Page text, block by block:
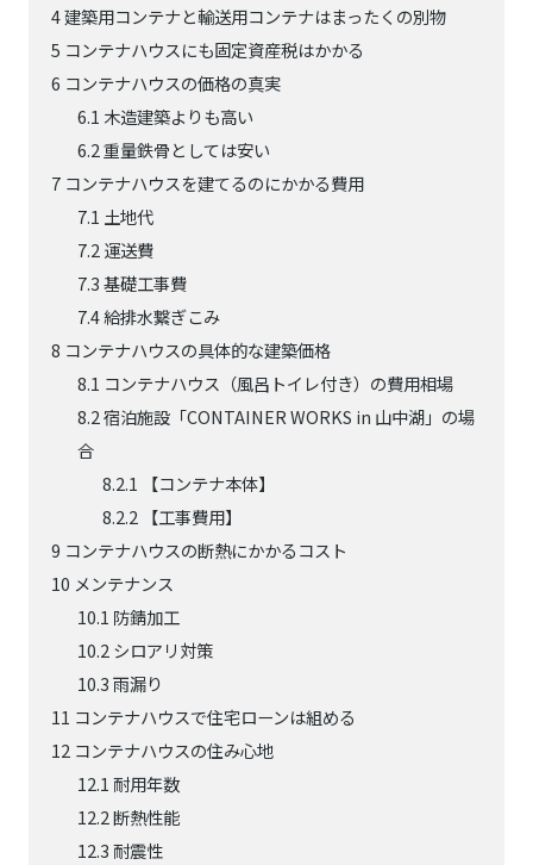
4建築用コンテナと輸送用コンテナはまったくの別物
5 コンテナハウスにも固定資産税はかかる
6 コンテナハウスの価格の真実
6.1 木造建築よりも高い
6.2重量鉄骨としては安い
7 コンテナハウスを建てるのにかかる費用
7.1 土地代
7.2 運送費
7.3基礎工事費
7.4給排水繋ぎこみ
8 コンテナハウスの具体的な建築価格
8.1 コンテナハウス（風呂トイレ付き）の費用相場
8.2宿泊施設「CONTAINER WORKS in 山中湖」の場
合
8.2.1 【コンテナ本体】
8.2.2 【工事費用】
9 コンテナハウスの断熱にかかるコスト
10 メンテナンス
10.1 防錆加工
10.2 シロアリ対策
10.3雨漏り
11 コンテナハウスで住宅ローンは組める
12 コンテナハウスの住み心地
12.1 耐用年数
12.2断熱性能
12.3耐震性